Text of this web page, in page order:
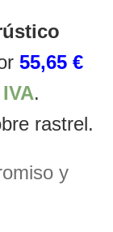
55,65 €
.
rastrel.
y